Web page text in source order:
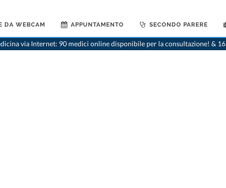
DA WEBCAM APPUNTAMENTO SECONDO PARERE
via Internet: 90 medici online disponibile per la consultazione! & 16